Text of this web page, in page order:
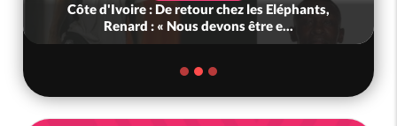
Côte d'Ivoire : De retour chez les Eléphants,
Renard : « Nous devons être e...